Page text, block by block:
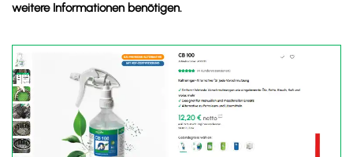
weitere Informationen benötigen.